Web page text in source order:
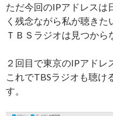
ただ今回のIPアドレスは
く残念ながら私が聴き
ＴＢＳラジオは見つから
２回目で東京のIPアドレ
これでTBSラジオも聴け
す。